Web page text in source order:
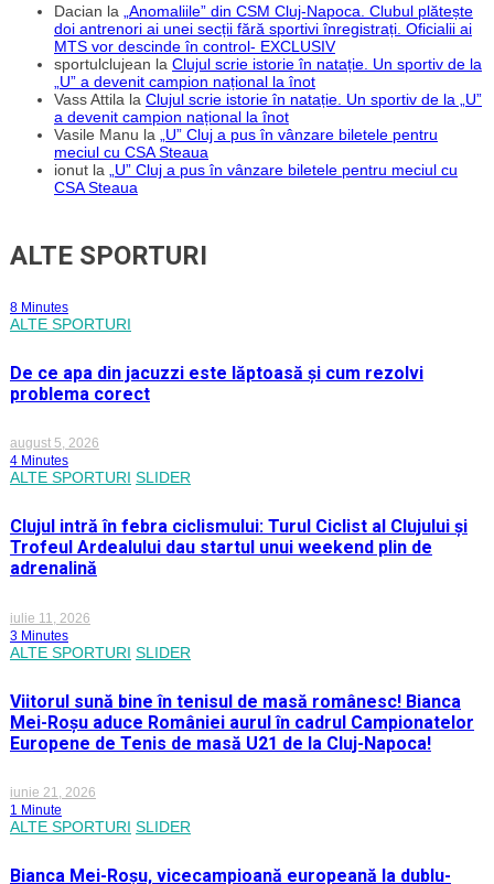
Dacian la
„Anomaliile” din CSM Cluj-Napoca. Clubul plătește
doi antrenori ai unei secții fără sportivi înregistrați. Oficialii ai
MTS vor descinde în control- EXCLUSIV
sportulclujean la Clujul scrie istorie în natație. Un sportiv de la
„U” a devenit campion național la înot
Vass Attila la Clujul scrie istorie în natație. Un sportiv de la „U”
a devenit campion național la înot
Vasile Manu la
„U” Cluj a pus în vânzare biletele pentru
meciul cu CSA Steaua
ionut la
„U” Cluj a pus în vânzare biletele pentru meciul cu
CSA Steaua
ALTE SPORTURI
8 Minutes
ALTE SPORTURI
De ce apa din jacuzzi este lăptoasă și cum rezolvi
problema corect
august 5, 2026
4 Minutes
ALTE SPORTURI SLIDER
Clujul intră în febra ciclismului: Turul Ciclist al Clujului și
Trofeul Ardealului dau startul unui weekend plin de
adrenalină
iulie 11, 2026
3 Minutes
ALTE SPORTURI SLIDER
Viitorul sună bine în tenisul de masă românesc! Bianca
Mei-Roșu aduce României aurul în cadrul Campionatelor
Europene de Tenis de masă U21 de la Cluj-Napoca!
iunie 21, 2026
1 Minute
ALTE SPORTURI SLIDER
Bianca Mei-Roșu, vicecampioană europeană la dublu-